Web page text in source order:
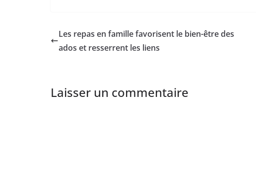
Les repas en famille favorisent le bien-être des
ados et resserrent les liens
Laisser un commentaire